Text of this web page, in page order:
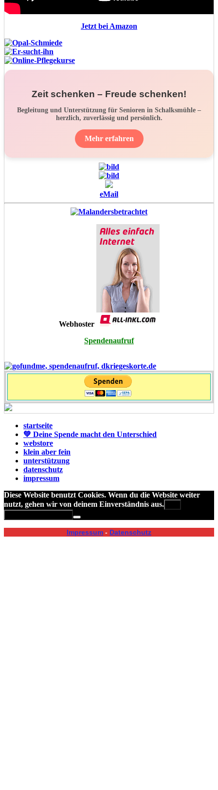
Jetzt bei Amazon
Zeit schenken – Freude schenken!
Begleitung und Unterstützung für Senioren in Schalksmühle –
herzlich, zuverlässig und persönlich.
Mehr erfahren
eMail
Webhoster
Spendenaufruf
startseite
💚 Deine Spende macht den Unterschied
webstore
klein aber fein
unterstützung
datenschutz
impressum
Diese Website benutzt Cookies. Wenn du die Website weiter
nutzt, gehen wir von deinem Einverständnis aus.
Impressum - Datenschutz